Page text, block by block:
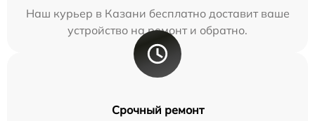
Наш курьер в Казани бесплатно доставит ваше
устройство на ремонт и обратно.
Срочный ремонт